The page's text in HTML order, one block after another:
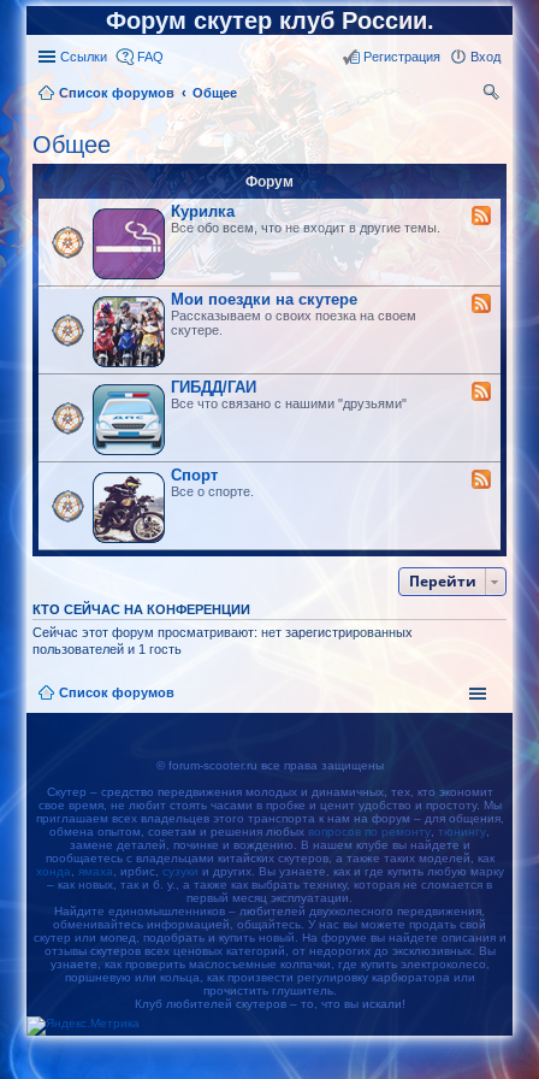
Форум скутер клуб России.
Ссылки FAQ Вход
Регистрация
Список форумов
Общее
Общее
Форум
Курилка
Все обо всем, что не входит в другие темы.
Мои поездки на скутере
Рассказываем о своих поезка на своем
скутере.
ГИБДД/ГАИ
Все что связано с нашими "друзьями"
Спорт
Все о спорте.
Перейти
КТО СЕЙЧАС НА КОНФЕРЕНЦИИ
Сейчас этот форум просматривают: нет зарегистрированных
пользователей и 1 гость
Список форумов
© forum-scooter.ru все права защищены
Скутер – средство передвижения молодых и динамичных, тех, кто экономит
свое время, не любит стоять часами в пробке и ценит удобство и простоту. Мы
приглашаем всех владельцев этого транспорта к нам на форум – для общения,
обмена опытом, советам и решения любых вопросов по ремонту тюнингу
замене деталей, починке и вождению. В нашем клубе вы найдете и
пообщаетесь с владельцами китайских скутеров, а также таких моделей, как
хонда
ямаха , ирбис, сузуки и других. Вы узнаете, как и где купить любую марку
– как новых, так и б. у., а также как выбрать технику, которая не сломается в
первый месяц эксплуатации.
Найдите единомышленников – любителей двухколесного передвижения,
обменивайтесь информацией, общайтесь. У нас вы можете продать свой
скутер или мопед, подобрать и купить новый. На форуме вы найдете описания и
отзывы скутеров всех ценовых категорий, от недорогих до эксклюзивных. Вы
узнаете, как проверить маслосъемные колпачки, где купить электроколесо,
поршневую или кольца, как произвести регулировку карбюратора или
прочистить глушитель.
Клуб любителей скутеров – то, что вы искали!